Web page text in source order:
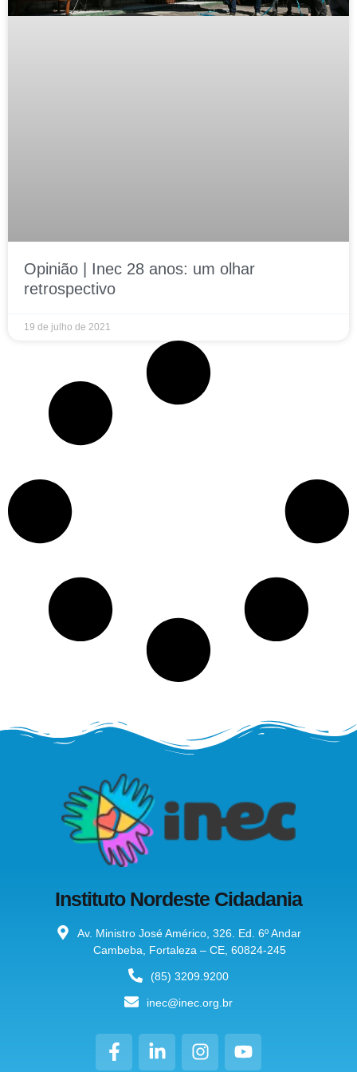
Opinião | Inec 28 anos: um olhar
retrospectivo
19 de julho de 2021
Instituto Nordeste Cidadania
Av. Ministro José Américo, 326. Ed. 6º Andar
Cambeba, Fortaleza – CE, 60824-245
(85) 3209.9200
inec@inec.org.br